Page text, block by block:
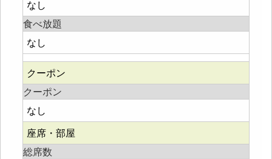
なし
食べ放題
なし
クーポン
クーポン
なし
座席・部屋
総席数